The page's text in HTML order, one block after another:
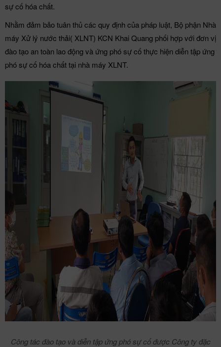
sự cố hóa chất.
Nhằm đảm bảo tuân thủ các quy định của pháp luật, Bộ phận Nhà
máy Xử lý nước thải( XLNT) KCN Khai Quang phối hợp với đơn vị
đào tạo an toàn lao động và ứng phó sự cố thực hiện diễn tập ứng
phó sự cố hóa chất tại nhà máy XLNT.
Công tác đào tạo và diễn tập ứng phó sự cố được Công ty đặc